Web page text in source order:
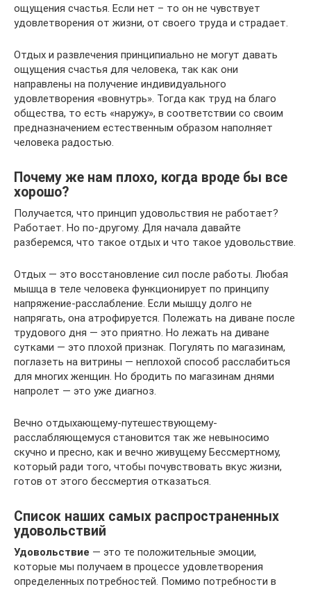
ощущения счастья. Если нет – то он не чувствует
удовлетворения от жизни, от своего труда и страдает.
Отдых и развлечения принципиально не могут давать
ощущения счастья для человека, так как они
направлены на получение индивидуального
удовлетворения «вовнутрь». Тогда как труд на благо
общества, то есть «наружу», в соответствии со своим
предназначением естественным образом наполняет
человека радостью.
Почему же нам плохо, когда вроде бы все
хорошо?
Получается, что принцип удовольствия не работает?
Работает. Но по-другому. Для начала давайте
разберемся, что такое отдых и что такое удовольствие.
Отдых — это восстановление сил после работы. Любая
мышца в теле человека функционирует по принципу
напряжение-расслабление. Если мышцу долго не
напрягать, она атрофируется. Полежать на диване после
трудового дня — это приятно. Но лежать на диване
сутками — это плохой признак. Погулять по магазинам,
поглазеть на витрины — неплохой способ расслабиться
для многих женщин. Но бродить по магазинам днями
напролет — это уже диагноз.
Вечно отдыхающему-путешествующему-
расслабляющемуся становится так же невыносимо
скучно и пресно, как и вечно живущему Бессмертному,
который ради того, чтобы почувствовать вкус жизни,
готов от этого бессмертия отказаться.
Список наших самых распространенных
удовольствий
Удовольствие — это те положительные эмоции,
которые мы получаем в процессе удовлетворения
определенных потребностей. Помимо потребности в